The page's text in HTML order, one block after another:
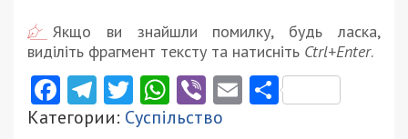
Якщо ви знайшли помилку, будь ласка,
виділіть фрагмент тексту та натисніть Ctrl+Enter.
Facebook
Telegram
Twitter
WhatsApp
ViberEmail
Категории: Суспільство